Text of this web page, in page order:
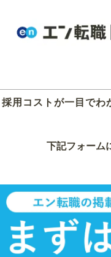
採用コストが一目でわ
下記フォーム